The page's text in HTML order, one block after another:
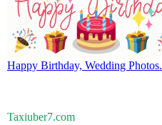
Happy Birthday, Wedding Photos.
Taxiuber7.com